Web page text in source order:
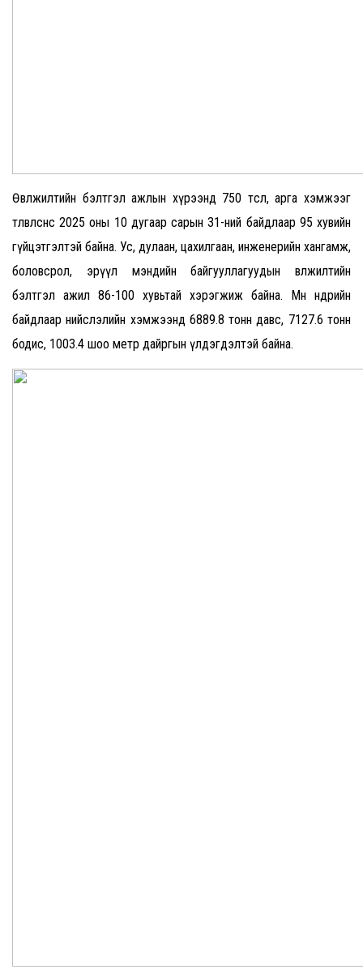
Өвөлжилтийн бэлтгэл ажлын хүрээнд 750 төсөл, арга хэмжээг
төлөвлөснөөс 2025 оны 10 дугаар сарын 31-ний байдлаар 95 хувийн
гүйцэтгэлтэй байна. Ус, дулаан, цахилгаан, инженерийн хангамж,
боловсрол, эрүүл мэндийн байгууллагуудын өвөлжилтийн
бэлтгэл ажил 86-100 хувьтай хэрэгжиж байна. Мөн өнөөдрийн
байдлаар нийслэлийн хэмжээнд 6889.8 тонн давс, 7127.6 тонн
бодис, 1003.4 шоо метр дайргын үлдэгдэлтэй байна.